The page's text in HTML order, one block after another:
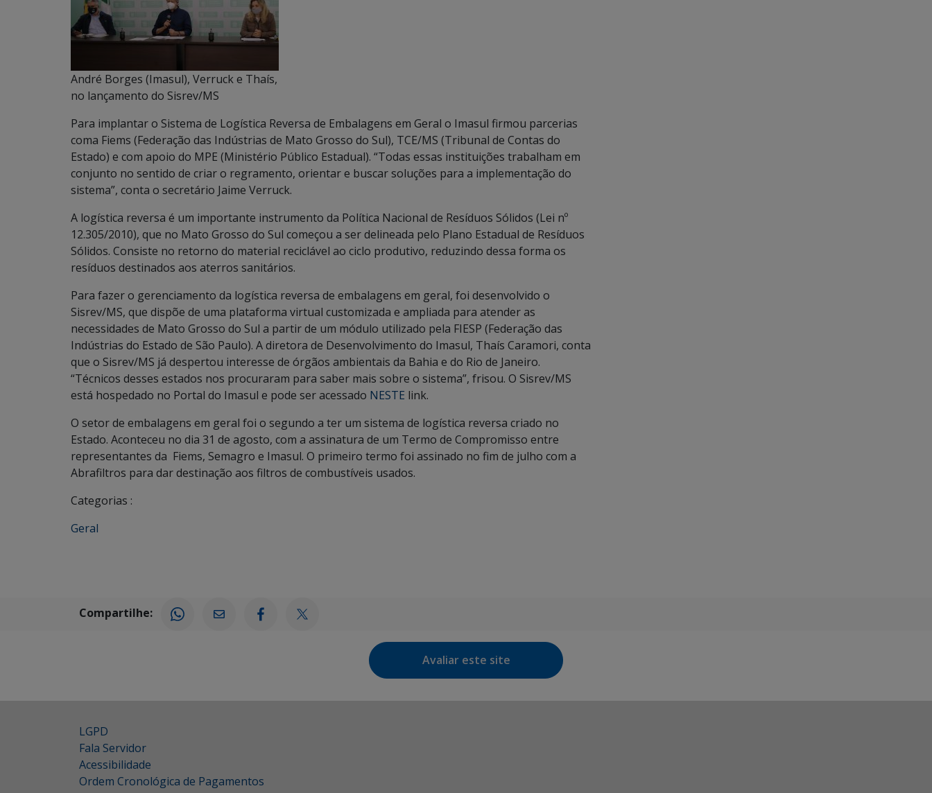
André Borges (Imasul), Verruck e Thaís,
no lançamento do Sisrev/MS
Para implantar o Sistema de Logística Reversa de Embalagens em Geral o Imasul firmou parcerias
coma Fiems (Federação das Indústrias de Mato Grosso do Sul), TCE/MS (Tribunal de Contas do
Estado) e com apoio do MPE (Ministério Público Estadual). “Todas essas instituições trabalham em
conjunto no sentido de criar o regramento, orientar e buscar soluções para a implementação do
sistema”, conta o secretário Jaime Verruck.
A logística reversa é um importante instrumento da Política Nacional de Resíduos Sólidos (Lei nº
12.305/2010), que no Mato Grosso do Sul começou a ser delineada pelo Plano Estadual de Resíduos
Sólidos. Consiste no retorno do material reciclável ao ciclo produtivo, reduzindo dessa forma os
resíduos destinados aos aterros sanitários.
Para fazer o gerenciamento da logística reversa de embalagens em geral, foi desenvolvido o
Sisrev/MS, que dispõe de uma plataforma virtual customizada e ampliada para atender as
necessidades de Mato Grosso do Sul a partir de um módulo utilizado pela FIESP (Federação das
Indústrias do Estado de São Paulo). A diretora de Desenvolvimento do Imasul, Thaís Caramori, conta
que o Sisrev/MS já despertou interesse de órgãos ambientais da Bahia e do Rio de Janeiro.
“Técnicos desses estados nos procuraram para saber mais sobre o sistema”, frisou. O Sisrev/MS
está hospedado no Portal do Imasul e pode ser acessado NESTE link.
O setor de embalagens em geral foi o segundo a ter um sistema de logística reversa criado no
Estado. Aconteceu no dia 31 de agosto, com a assinatura de um Termo de Compromisso entre
representantes da Fiems, Semagro e Imasul. O primeiro termo foi assinado no fim de julho com a
Abrafiltros para dar destinação aos filtros de combustíveis usados.
Categorias :
Geral
Compartilhe:
Avaliar este site
LGPD
Fala Servidor
Acessibilidade
Ordem Cronológica de Pagamentos